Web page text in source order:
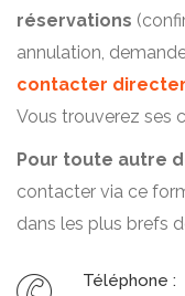
réservations
annulation,
contacter
Vous trouverez ses
Pour toute autre
contacter via ce
dans les plus brefs
Téléphone :